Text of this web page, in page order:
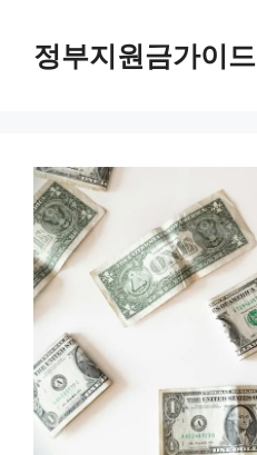
정부지원금가이드